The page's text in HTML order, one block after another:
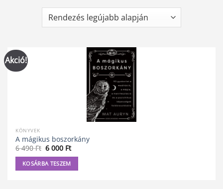
Akció!
KÖNYVEK
A mágikus boszorkány
6 490Ft Original
was:
6
490 Ft.
6 000 FtCurrent
000 Ft.
KOSÁRBA TESZEM